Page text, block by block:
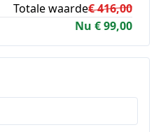
Nu € 99,00
Totale waarde€ 416,00